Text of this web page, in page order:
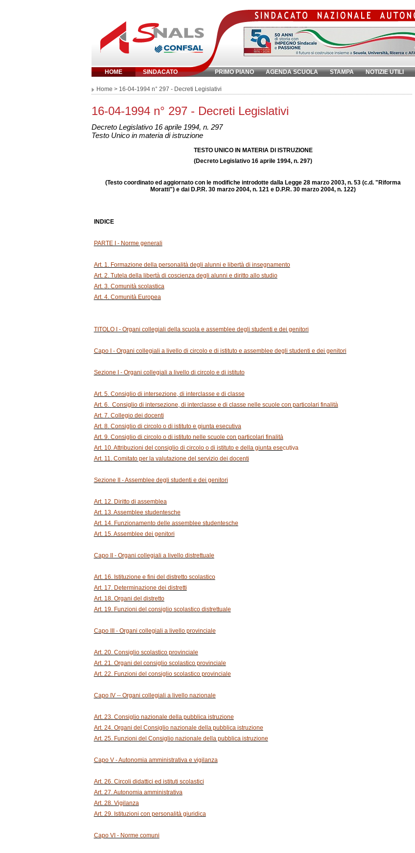
HOME SINDACATO PRIMO PIANO AGENDA SCUOLA STAMPA NOTIZIE UTILI
Inserisci parola chiave:
Home > 16-04-1994 n° 297 - Decreti Legislativi
16-04-1994 n° 297 - Decreti Legislativi
Decreto Legislativo 16 aprile 1994, n. 297
Testo Unico in materia di istruzione
TESTO UNICO IN MATERIA DI ISTRUZIONE
(Decreto Legislativo 16 aprile 1994, n. 297)
(Testo coordinato ed aggiornato con le modifiche introdotte dalla Legge 28 marzo 2003, n. 53 (c.d. "Riforma
Moratti") e dai D.P.R. 30 marzo 2004, n. 121 e D.P.R. 30 marzo 2004, n. 122)
INDICE
PARTE I - Norme generali
Art. 1. Formazione della personalità degli alunni e libertà di insegnamento
Art. 2. Tutela della libertà di coscienza degli alunni e diritto allo studio
Art. 3. Comunità scolastica
Art. 4. Comunità Europea
TITOLO I - Organi collegiali della scuola e assemblee degli studenti e dei genitori
Capo I - Organi collegiali a livello di circolo e di istituto e assemblee degli studenti e dei genitori
Sezione I - Organi collegiali a livello di circolo e di istituto
Art. 5. Consiglio di intersezione, di interclasse e di classe
Art. 6. Consiglio di intersezione, di interclasse e di classe nelle scuole con particolari finalità
Art. 7. Collegio dei docenti
Art. 8. Consiglio di circolo o di istituto e giunta esecutiva
Art. 9. Consiglio di circolo o di istituto nelle scuole con particolari finalità
Art. 10. Attribuzioni del consiglio di circolo o di istituto e della giunta esecutiva
Art. 11. Comitato per la valutazione del servizio dei docenti
Sezione II - Assemblee degli studenti e dei genitori
Art. 12. Diritto di assemblea
Art. 13. Assemblee studentesche
Art. 14. Funzionamento delle assemblee studentesche
Art. 15. Assemblee dei genitori
Capo II - Organi collegiali a livello distrettuale
Art. 16. Istituzione e fini del distretto scolastico
Art. 17. Determinazione dei distretti
Art. 18. Organi del distretto
Art. 19. Funzioni del consiglio scolastico distrettuale
Capo III - Organi collegiali a livello provinciale
Art. 20. Consiglio scolastico provinciale
Art. 21. Organi del consiglio scolastico provinciale
Art. 22. Funzioni del consiglio scolastico provinciale
Capo IV -- Organi collegiali a livello nazionale
Art. 23. Consiglio nazionale della pubblica istruzione
Art. 24. Organi del Consiglio nazionale della pubblica istruzione
Art. 25. Funzioni del Consiglio nazionale della pubblica istruzione
Capo V - Autonomia amministrativa e vigilanza
Art. 26. Circoli didattici ed istituti scolastici
Art. 27. Autonomia amministrativa
Art. 28. Vigilanza
Art. 29. Istituzioni con personalità giuridica
Capo VI - Norme comuni